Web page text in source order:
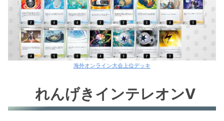
海外オンライン大会上位デッキ
れんげきインテレオンV